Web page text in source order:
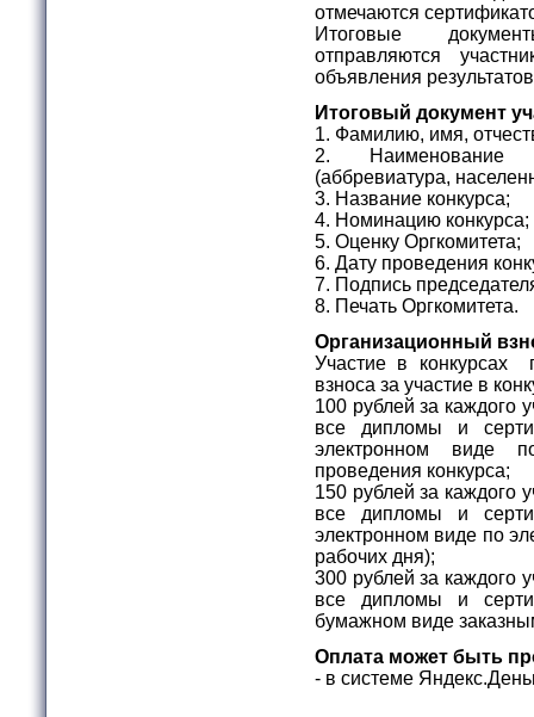
отмечаются
Итоговые
отправляются
объявления
Итоговый документ
1. Фамилию, имя,
2. Наименование
(аббревиатура,
3. Название конкурса;
4. Номинацию конкурса;
5. Оценку Оргкомитета;
6. Дату проведения
7. Подпись
8. Печать Оргкомитета.
Организационный
Участие в конкурсах
взноса за участие в
100 рублей за каждого
все дипломы и
электронном виде
проведения конкурса;
150 рублей за каждого
все дипломы и
электронном виде по
рабочих дня);
300 рублей за каждого
все дипломы и
бумажном виде
Оплата может быть
- в системе